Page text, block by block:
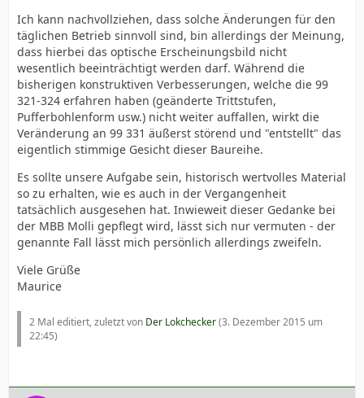
Ich kann nachvollziehen, dass solche Änderungen für den
täglichen Betrieb sinnvoll sind, bin allerdings der Meinung,
dass hierbei das optische Erscheinungsbild nicht
wesentlich beeinträchtigt werden darf. Während die
bisherigen konstruktiven Verbesserungen, welche die 99
321-324 erfahren haben (geänderte Trittstufen,
Pufferbohlenform usw.) nicht weiter auffallen, wirkt die
Veränderung an 99 331 äußerst störend und "entstellt" das
eigentlich stimmige Gesicht dieser Baureihe.
Es sollte unsere Aufgabe sein, historisch wertvolles Material
so zu erhalten, wie es auch in der Vergangenheit
tatsächlich ausgesehen hat. Inwieweit dieser Gedanke bei
der MBB Molli gepflegt wird, lässt sich nur vermuten - der
genannte Fall lässt mich persönlich allerdings zweifeln.
Viele Grüße
Maurice
2 Mal editiert, zuletzt von Der Lokchecker(3. Dezember 2015 um
22:45)